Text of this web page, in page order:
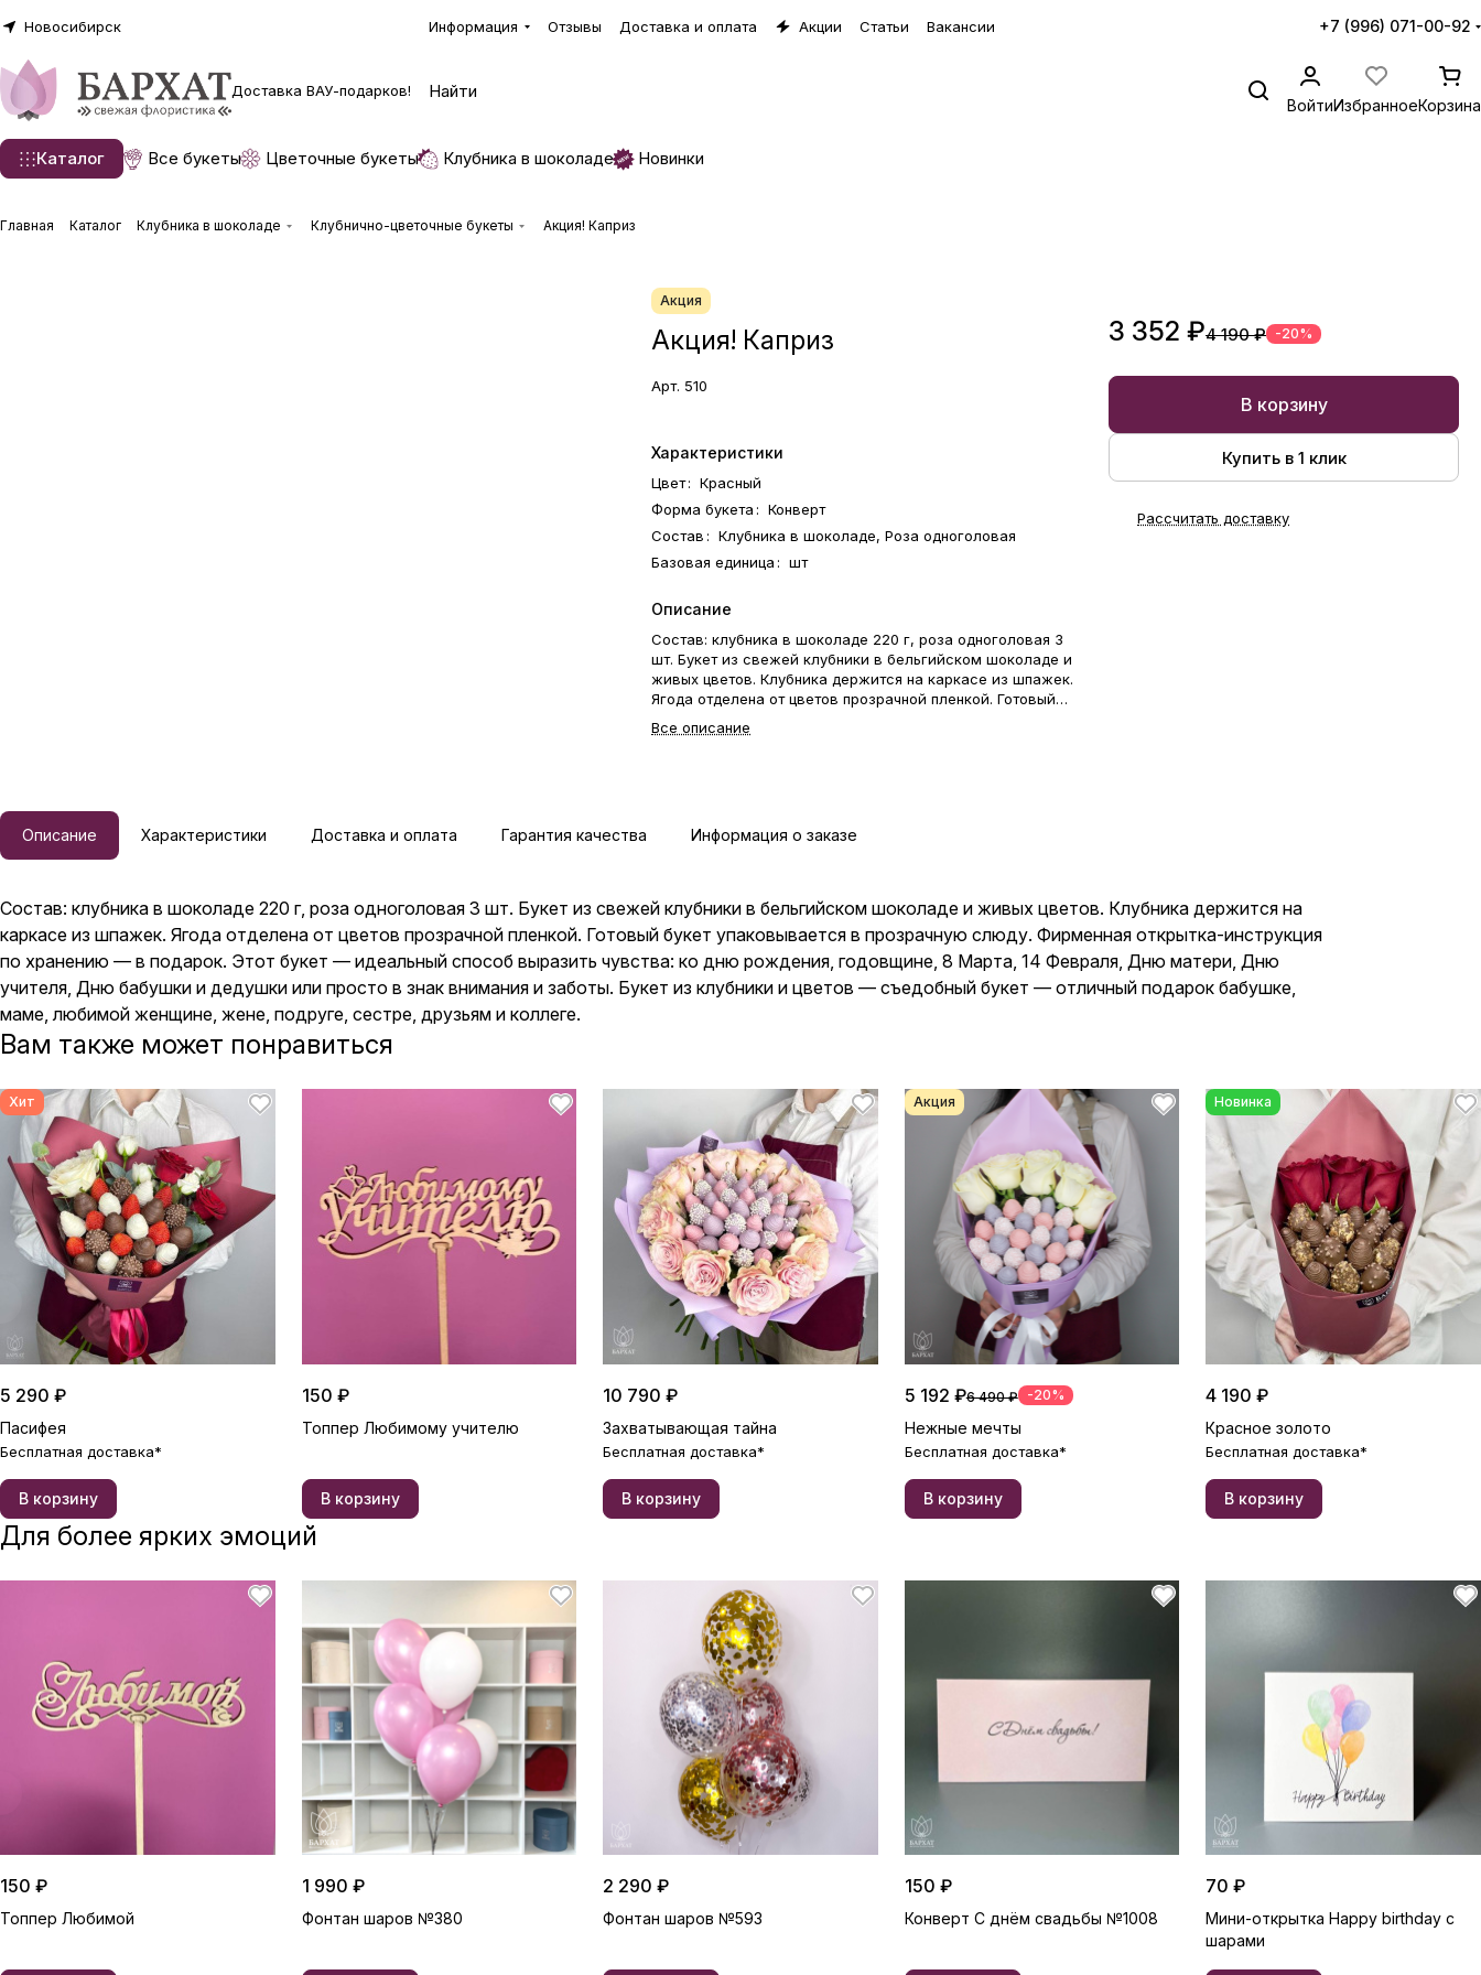
Новосибирск Информация Отзывы Доставка и оплата Акции Статьи Вакансии +7 (996) 071-00-92
Доставка ВАУ-подарков!
ВойтиИзбранноеКорзина
Каталог Все букеты Цветочные букеты Клубника в шоколаде Новинки
Главная Каталог Клубника в шоколаде Клубнично-цветочные букеты Акция! Каприз
Акция
Акция! Каприз
Арт. 510
Характеристики
Цвет: Красный
Форма букета: Конверт
Состав: Клубника в шоколаде, Роза одноголовая
Базовая единица: шт
Описание
Состав: клубника в шоколаде 220 г, роза одноголовая 3
шт. Букет из свежей клубники в бельгийском шоколаде и
живых цветов. Клубника держится на каркасе из шпажек.
Ягода отделена от цветов прозрачной пленкой. Готовый
открытка-инструкция по хранению — в подарок. Этот букет
съедобный букет — отличный подарок бабушке, маме,
Все описание
3 352 ₽4 190 ₽ -20%
В корзину
Купить в 1 клик
Рассчитать доставку
Описание Характеристики Доставка и оплата Гарантия качества Информация о заказе
Состав: клубника в шоколаде 220 г, роза одноголовая 3 шт. Букет из свежей клубники в бельгийском шоколаде и живых цветов. Клубника держится на
каркасе из шпажек. Ягода отделена от цветов прозрачной пленкой. Готовый букет упаковывается в прозрачную слюду. Фирменная открытка-инструкция
по хранению — в подарок. Этот букет — идеальный способ выразить чувства: ко дню рождения, годовщине, 8 Марта, 14 Февраля, Дню матери, Дню
учителя, Дню бабушки и дедушки или просто в знак внимания и заботы. Букет из клубники и цветов — съедобный букет — отличный подарок бабушке,
маме, любимой женщине, жене, подруге, сестре, друзьям и коллеге.
Вам также может понравиться
Хит
5 290 ₽
Пасифея
Бесплатная доставка*
В корзину
150 ₽
Топпер Любимому учителю
В корзину
10 790 ₽
Захватывающая тайна
Бесплатная доставка*
В корзину
Акция
5 192 ₽6 490 ₽ -20%
Нежные мечты
Бесплатная доставка*
В корзину
Новинка
4 190 ₽
Красное золото
Бесплатная доставка*
В корзину
Для более ярких эмоций
150 ₽
Топпер Любимой
1 990 ₽
Фонтан шаров №380
2 290 ₽
Фонтан шаров №593
150 ₽
Конверт С днём свадьбы №1008
70 ₽
Мини-открытка Happy birthday c
шарами